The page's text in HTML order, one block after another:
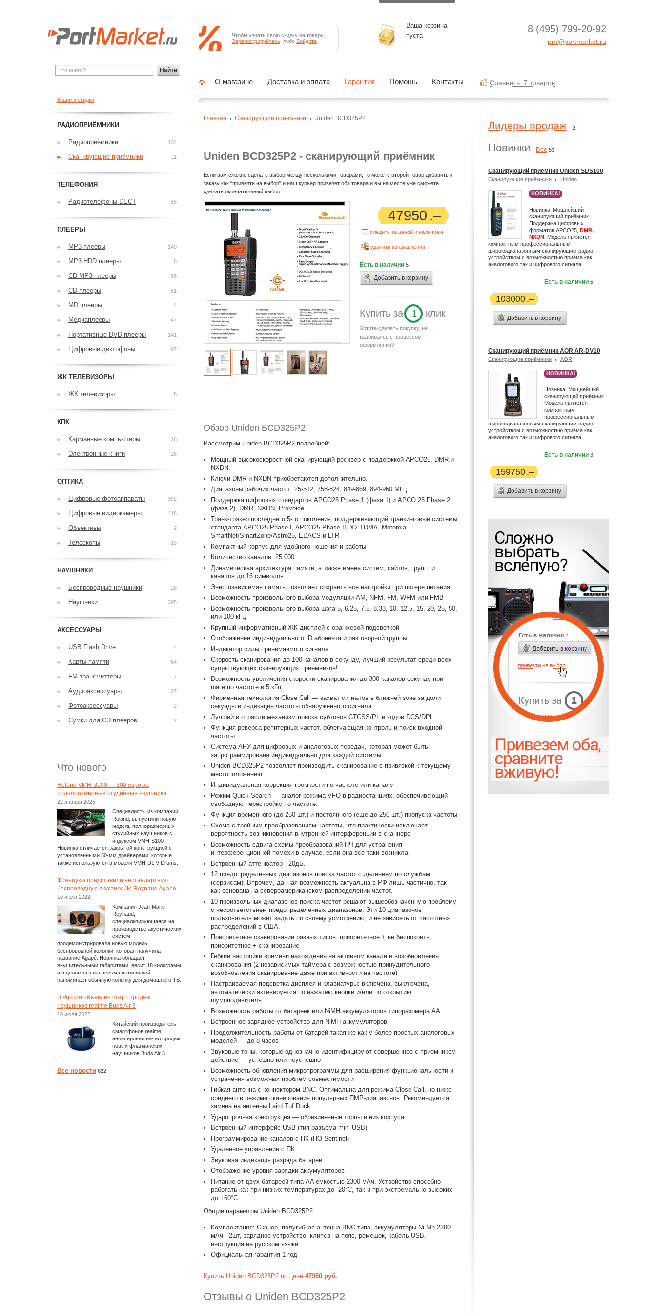
Uniden BCD325P2 - сканирующий приёмник
Если вам сложно сделать выбор между несколькими товарами, то можете второй товар добавить к
заказу как "привезти на выбор" и наш курьер привезет оба товара и вы на месте уже сможете
сделать окончательный выбор.
47950
следить за ценой и наличием
удалить из сравнения
Есть в наличии 5
Добавить в корзину
Купить за 1 клик
Хотите сделать покупку, не
разбираясь с процессом
оформления?
Обзор Uniden BCD325P2
Рассмотрим Uniden BCD325P2 подробней:
Мощный высокоскоростной сканирующий ресивер с поддержкой APCO25, DMR и
NXDN.
Ключи DMR и NXDN приобретаются дополнительно.
Диапазоны рабочих частот: 25-512, 758-824, 849-869, 894-960 МГц
Поддержка цифровых стандартов APCO25 Phase 1 (фаза 1) и APCO 25 Phase 2
(фаза 2), DMR, NXDN, ProVoice
Транк-трэкер последнего 5-го поколения, поддерживающий транкинговые системы
стандарта APCO25 Phase I, APCO25 Phase II, X2-TDMA, Motorola
SmartNet/SmartZone/Astro25, EDACS и LTR
Компактный корпус для удобного ношения и работы
Количество каналов: 25 000
Динамическая архитектура памяти, а также имена систем, сайтов, групп, и
каналов до 16 символов
Энергозависимая память позволяет сохраить все настройки при потере питания
Возможность произвольного выбора модуляции AM, NFM, FM, WFM или FMB
Возможность произвольного выбора шага 5, 6.25, 7.5, 8.33, 10, 12.5, 15, 20, 25, 50,
или 100 кГц
Крупный информативный ЖК-дисплей с оранжевой подсветкой
Отображение индивидуального ID абонента и разговорной группы
Индикатор силы принимаемого сигнала
Скорость сканирования до 100 каналов в секунду, лучший результат среди всех
существующих сканирующих приемников!
Возможность увеличения скорости сканирования до 300 каналов секунду при
шаге по частоте в 5 кГц
Фирменная технология Close Call — захват сигналов в ближней зоне за доли
секунды и индикация частоты обнаруженного сигнала
Лучший в отрасли механизм поиска субтонов CTCSS/PL и кодов DCS/DPL
Функция реверса репитерных частот, облегчающая контроль и поиск входной
частоты
Система АРУ для цифровых и аналоговых передач, которая может быть
запрограммирована индивидуально для каждой системы
Uniden BCD325P2 позволяет производить сканирование с привязкой к текущему
местоположению
Индивидуальная коррекция громкости по частоте или каналу
Режим Quick Search — аналог режима VFO в радиостанциях, обеспечивающий
свободную перестройку по частоте.
Функция временного (до 250 шт.) и постоянного (еще до 250 шт.) пропуска частоты
Схема с тройным преобразованиям частоты, что практически исключает
вероятность возникновения внутренней интерференции в сканнере
Возможность сдвига схемы преобразований ПЧ для устранения
интерференционной помехи в случае, если она все-таки возникла
Встроенный аттенюатор - 20дБ.
12 предопределенных диапазонов поиска частот с делением по службам
(сервисам). Впрочем, данная возможность актуальна в РФ лишь частично, так
как основана на североамериканском распределении частот.
10 произвольных диапазонов поиска частот решают вышеобозначенную проблему
с несоответствием предопределенных диапазонов. Эти 10 диапазонов
пользователь может задать по своему усмотрению, и не зависеть от частотных
распределений в США.
Приоритетное сканирование разных типов: приоритетное + не беспокоить,
приоритетное + сканирование
Гибкие настройки времени нахождения на активном канале и возобновления
сканирования (2 независимых таймера с возможностью принудительного
возобновления сканирование даже при активности на частоте)
Настраиваемая подсветка дисплея и клавиатуры: включена, выключена,
автоматически активируется по нажатию кнопки и/или по открытию
шумоподавителя
Возможность работы от батареек или NiMH аккумуляторов типоразрмера AA
Встроенное зарядное устройство для NiMH-аккумуляторов
Продолжительность работы от батарей такая же как у более простых аналоговых
моделей — до 8 часов
Звуковые тоны, которые однозначно идентифицируют совершенное с приемником
действие — успешно или неуспешно
Возможность обновления микропрограммы для расширения функциональности и
устранения возможных проблем совместимости
Гибкая антенна с коннектором BNC. Оптимальна для режима Close Call, но ниже
среднего в режиме сканирования популярных ПМР-диапазонов. Рекомендуется
замена на антенны Laird Tuf Duck.
Ударопрочная конструкция — обрезиненные торцы и низ корпуса
Встроенный интерфейс USB (тип разъема mini-USB)
Программирование каналов с ПК (ПО Sentinel)
Удаленное управление с ПК
Звуковая индикация разряда батареи
Отображение уровня зарядки аккумуляторов
Питание от двух батареей типа AA емкостью 2300 мАч. Устройство способно
работать как при низких температурах до -20°C, так и при экстремально высоких
до +60°C.
Общие параметры Uniden BCD325P2
Комплектация: Сканер, полугибкая антенна BNC типа, аккумуляторы Ni-Mh 2300
мАч - 2шт, зарядное устройство, клипса на пояс, ремешок, кабель USB,
инструкция на русском языке.
Официальная гарантия 1 год
Купить Uniden BCD325P2 по цене 47950 руб.
Отзывы о Uniden BCD325P2
Главная Сканирующие приёмники Uniden BCD325P2
Лидеры продаж 2
Новинки Все 53
Сканирующий приёмник Uniden SDS100
Сканирующие приёмники Uniden
НОВИНКА!
Новинка! Мощнейший
сканирующий приёмник.
Поддержка цифровых
форматов APCO25, DMR,
NXDN. Модель является
компактным профессиональным
широкодиапазонным сканирующим радио
устройством с возможностью приёма как
аналогового так и цифрового сигнала.
Есть в наличии 5
103000
Добавить в корзину
Сканирующий приёмник AOR AR-DV10
Сканирующие приёмники AOR
НОВИНКА!
Новинка! Мощнейший
сканирующий приёмник.
Модель является
компактным
профессиональным
широкодиапазонным сканирующим радио
устройством с возможностью приёма как
аналогового так и цифрового сигнала.
Есть в наличии 3
159750
Добавить в корзину
Акции и скидки
РАДИОПРИЁМНИКИ
Радиоприёмники 134
Сканирующие приёмники 11
ТЕЛЕФОНИЯ
Радиотелефоны DECT 85
ПЛЕЕРЫ
MP3 плееры 149
MP3 HDD плееры 8
CD MP3 плееры 86
CD плееры 51
MD плееры 4
Медиаплееры 47
Портативные DVD плееры 141
Цифровые диктофоны 97
ЖК ТЕЛЕВИЗОРЫ
ЖК телевизоры 8
КПК
Карманные компьютеры 26
Электронные книги 26
ОПТИКА
Цифровые фотоаппараты 392
Цифровые видеокамеры 116
Объективы 2
Телескопы 13
НАУШНИКИ
Беспроводные наушники 28
Наушники 395
АКСЕССУАРЫ
USB Flash Drive 4
Карты памяти 64
FM трансмиттеры 7
Аудиоаксессуары 27
Фотоаксессуары 2
Сумки для CD плееров 2
Что нового
Roland VMH-S100 — 300 евро за
полноразмерные студийные наушники.
22 января 2025
Специалисты из компании
Roland, выпустили новую
модель полноразмерных
студийных наушников с
индексом VMH-S100.
Новинка отличается закрытой конструкцией с
установленными 50-мм драйверами, которые
также используются в модели VMH-D1 V-Drums.
Французы представили нестандартную
беспроводную акустику JM Reynaud Agapé
10 июля 2022
Компания Jean-Marie
Reynaud,
специализирующаяся на
производстве акустических
систем,
продемонстрировала новую модель
беспроводной колонки, которая получила
название Agapé. Новинка обладает
внушительными габаритами, весит 18 килограмм
и в целом вышла весьма нетипичной –
напоминает обычную колонку для домашнего ТВ.
В России объявлен старт продаж
наушников realme Buds Air 3
10 июля 2022
Китайский производитель
смартфонов realme
анонсировал начал продаж
новых флагманских
наушников Buds Air 3
Все новости 622
Найти
Чтобы узнать свою скидку на товары,
Зарегистрируйтесь , либо Войдите
Ваша корзина
пуста
8 (495) 799-20-92
pm@portmarket.ru
О магазине Доставка и оплата Гарантия Помощь Контакты Cравнить: 7 товаров